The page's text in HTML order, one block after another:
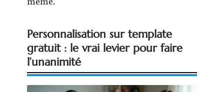
Personnalisation sur template
gratuit : le vrai levier pour faire
l’unanimité